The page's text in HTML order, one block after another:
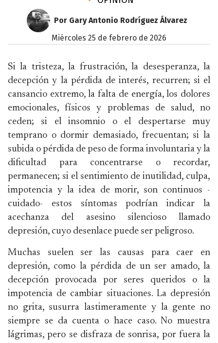
Por Gary Antonio Rodríguez Álvarez
miércoles 25 de febrero de 2026
Si la tristeza, la frustración, la desesperanza, la
decepción y la pérdida de interés, recurren; si el
cansancio extremo, la falta de energía, los dolores
emocionales, físicos y problemas de salud, no
ceden; si el insomnio o el despertarse muy
temprano o dormir demasiado, frecuentan; si la
subida o pérdida de peso de forma involuntaria y la
dificultad para concentrarse o recordar,
permanecen; si el sentimiento de inutilidad, culpa,
impotencia y la idea de morir, son continuos -
cuidado- estos síntomas podrían indicar la
acechanza del asesino silencioso llamado
depresión, cuyo desenlace puede ser peligroso.
Muchas suelen ser las causas para caer en
depresión, como la pérdida de un ser amado, la
decepción provocada por seres queridos o la
impotencia de cambiar situaciones. La depresión
no grita, susurra lastimeramente y la gente no
siempre se da cuenta o hace caso. No muestra
lágrimas, pero se disfraza de sonrisa, por fuera la